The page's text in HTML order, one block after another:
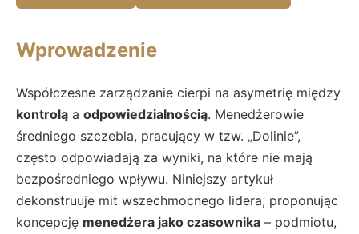
Wprowadzenie
Współczesne zarządzanie cierpi na asymetrię między
kontrolą a odpowiedzialnością. Menedżerowie
średniego szczebla, pracujący w tzw. „Dolinie”,
często odpowiadają za wyniki, na które nie mają
bezpośredniego wpływu. Niniejszy artykuł
dekonstruuje mit wszechmocnego lidera, proponując
koncepcję menedżera jako czasownika – podmiotu,